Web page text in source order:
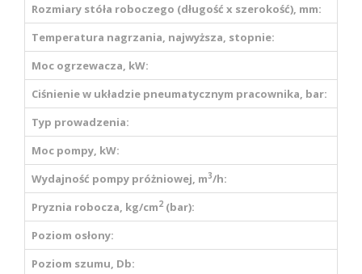
Rozmiary stóła roboczego (długość x szerokość), mm:
Temperatura nagrzania, najwyższa, stopnie:
Moc ogrzewacza, kW:
Ciśnienie w układzie pneumatycznym pracownika, bar:
Typ prowadzenia:
Moc pompy, kW:
Wydajność pompy próżniowej, m3/h:
Prуznia robocza, kg/сm2 (bar):
Poziom osłony:
Poziom szumu, Db: